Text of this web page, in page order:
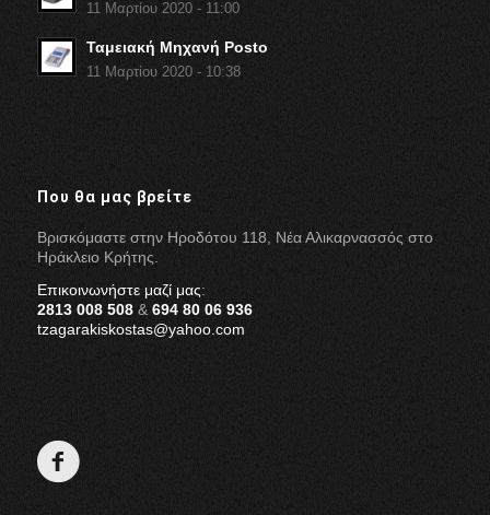
11 Μαρτίου 2020 - 11:00
Ταμειακή Μηχανή Posto
11 Μαρτίου 2020 - 10:38
Που θα μας βρείτε
Βρισκόμαστε στην Ηροδότου 118, Νέα Αλικαρνασσός στο
Ηράκλειο Κρήτης.
Επικοινωνήστε μαζί μας:
2813 008 508& 694 80 06 936
tzagarakiskostas@yahoo.com